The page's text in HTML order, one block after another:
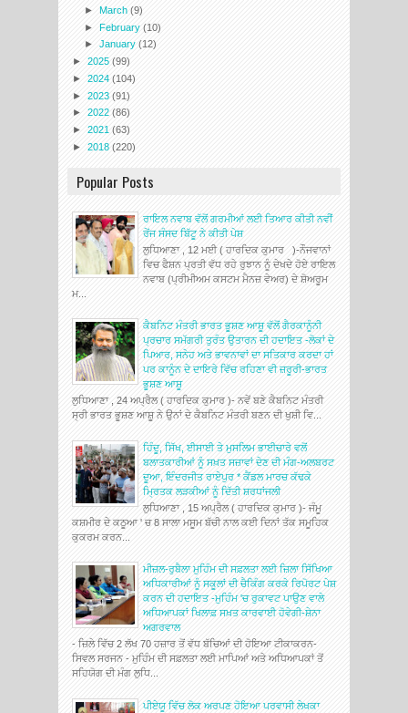
►March(9)
►February(10)
►January(12)
► 2025 (99)
► 2024 (104)
► 2023 (91)
► 2022 (86)
► 2021 (63)
► 2018 (220)
Popular Posts
ਰਾਇਲ ਨਵਾਬ ਵੱਲੋਂ ਗਰਮੀਆਂ ਲਈ ਤਿਆਰ ਕੀਤੀ ਨਵੀਂ
ਰੇਂਜ ਸੰਸਦ ਬਿੱਟੂ ਨੇ ਕੀਤੀ ਪੇਸ਼
ਲੁਧਿਆਣਾ , 12 ਮਈ ( ਹਾਰਦਿਕ ਕੁਮਾਰ )-ਨੌਜਵਾਨਾਂ
ਵਿਚ ਫੈਸ਼ਨ ਪ੍ਰਤੀ ਵੱਧ ਰਹੇ ਰੁਝਾਨ ਨੂੰ ਦੇਖਦੇ ਹੋਏ ਰਾਇਲ
ਨਵਾਬ (ਪ੍ਰੀਮੀਅਮ ਕਸਟਮ ਮੈਨਜ਼ ਵੇਅਰ) ਦੇ ਸ਼ੋਅਰੂਮ
ਮ...
ਕੈਬਨਿਟ ਮੰਤਰੀ ਭਾਰਤ ਭੂਸ਼ਣ ਆਸ਼ੂ ਵੱਲੋਂ ਗੈਰਕਾਨੂੰਨੀ
ਪ੍ਰਚਾਰ ਸਮੱਗਰੀ ਤੁਰੰਤ ਉਤਾਰਨ ਦੀ ਹਦਾਇਤ -ਲੋਕਾਂ ਦੇ
ਪਿਆਰ, ਸਨੇਹ ਅਤੇ ਭਾਵਨਾਵਾਂ ਦਾ ਸਤਿਕਾਰ ਕਰਦਾ ਹਾਂ
ਪਰ ਕਾਨੂੰਨ ਦੇ ਦਾਇਰੇ ਵਿੱਚ ਰਹਿਣਾ ਵੀ ਜ਼ਰੂਰੀ-ਭਾਰਤ
ਭੂਸ਼ਣ ਆਸ਼ੂ
ਲੁਧਿਆਣਾ , 24 ਅਪ੍ਰੈਲ ( ਹਾਰਦਿਕ ਕੁਮਾਰ )- ਨਵੇਂ ਬਣੇ ਕੈਬਨਿਟ ਮੰਤਰੀ
ਸ੍ਰੀ ਭਾਰਤ ਭੂਸ਼ਣ ਆਸ਼ੂ ਨੇ ਉਨਾਂ ਦੇ ਕੈਬਨਿਟ ਮੰਤਰੀ ਬਣਨ ਦੀ ਖੁਸ਼ੀ ਵਿ...
ਹਿੰਦੂ, ਸਿੱਖ, ਈਸਾਈ ਤੇ ਮੁਸਲਿਮ ਭਾਈਚਾਰੇ ਵਲੋਂ
ਬਲਾਤਕਾਰੀਆਂ ਨੂੰ ਸਖ਼ਤ ਸਜ਼ਾਵਾਂ ਦੇਣ ਦੀ ਮੰਗ-ਅਲਬਰਟ
ਦੂਆ, ਇੰਦਰਜੀਤ ਰਾਏਪੁਰ * ਕੈਂਡਲ ਮਾਰਚ ਕੱਢਕੇ
ਮ੍ਰਿਤਕ ਲੜਕੀਆਂ ਨੂੰ ਦਿੱਤੀ ਸ਼ਰਧਾਂਜਲੀ
ਲੁਧਿਆਣਾ , 15 ਅਪ੍ਰੈਲ ( ਹਾਰਦਿਕ ਕੁਮਾਰ )- ਜੰਮੂ
ਕਸ਼ਮੀਰ ਦੇ ਕਠੂਆ ' ਚ 8 ਸਾਲਾ ਮਸੂਮ ਬੱਚੀ ਨਾਲ ਕਈ ਦਿਨਾਂ ਤੱਕ ਸਮੂਹਿਕ
ਕੁਕਰਮ ਕਰਨ...
ਮੀਜ਼ਲ-ਰੁਬੈਲਾ ਮੁਹਿੰਮ ਦੀ ਸਫ਼ਲਤਾ ਲਈ ਜ਼ਿਲਾ ਸਿੱਖਿਆ
ਅਧਿਕਾਰੀਆਂ ਨੂੰ ਸਕੂਲਾਂ ਦੀ ਚੈਕਿੰਗ ਕਰਕੇ ਰਿਪੋਰਟ ਪੇਸ਼
ਕਰਨ ਦੀ ਹਦਾਇਤ -ਮੁਹਿੰਮ 'ਚ ਰੁਕਾਵਟ ਪਾਉਣ ਵਾਲੇ
ਅਧਿਆਪਕਾਂ ਖਿਲਾਫ਼ ਸਖ਼ਤ ਕਾਰਵਾਈ ਹੋਵੇਗੀ-ਸ਼ੇਨਾ
ਅਗਰਵਾਲ
- ਜ਼ਿਲੇ ਵਿੱਚ 2 ਲੱਖ 70 ਹਜ਼ਾਰ ਤੋਂ ਵੱਧ ਬੱਚਿਆਂ ਦੀ ਹੋਇਆ ਟੀਕਾਕਰਨ-
ਸਿਵਲ ਸਰਜਨ - ਮੁਹਿੰਮ ਦੀ ਸਫ਼ਲਤਾ ਲਈ ਮਾਪਿਆਂ ਅਤੇ ਅਧਿਆਪਕਾਂ ਤੋਂ
ਸਹਿਯੋਗ ਦੀ ਮੰਗ ਲੁਧਿ...
ਪੀਏਯੂ ਵਿੱਚ ਲੋਕ ਅਰਪਣ ਹੋਇਆ ਪਰਵਾਸੀ ਲੇਖਕਾ